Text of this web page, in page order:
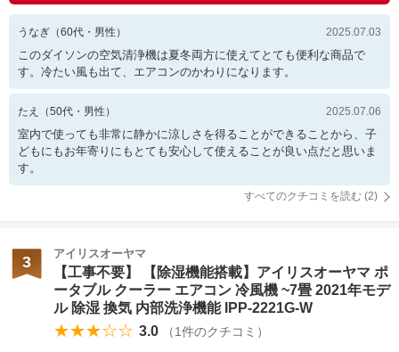
うなぎ （60代・ 男性 ） 2025.07.03
このダイソンの空気清浄機は夏冬両方に使えてとても便利な商品で
す。冷たい風も出て、エアコンのかわりになります。
たえ （50代・ 男性 ） 2025.07.06
室内で使っても非常に静かに涼しさを得ることができることから、子
どもにもお年寄りにもとても安心して使えることが良い点だと思いま
す。
すべてのクチコミを読む (2)
3 アイリスオーヤマ
【工事不要】 【除湿機能搭載】アイリスオーヤマ ポ
ータブル クーラー エアコン 冷風機 ~7畳 2021年モデ
ル 除湿 換気 内部洗浄機能 IPP-2221G-W
★★★☆☆ 3.0 （1件のクチコミ）